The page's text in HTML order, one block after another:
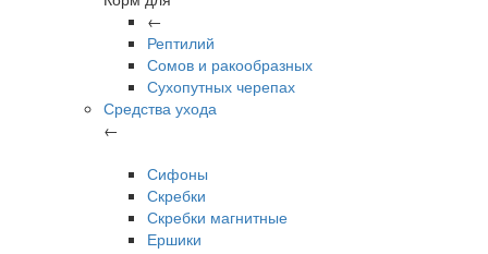
←
Рептилий
Сомов и ракообразных
Сухопутных черепах
Средства ухода
←
Сифоны
Скребки
Скребки магнитные
Ершики